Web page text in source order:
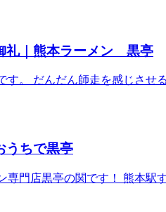
礼｜熊本ラーメン 黒亭
す。 だんだん師走を感じさ
うちで黒亭
専門店黒亭の関です！ 熊本